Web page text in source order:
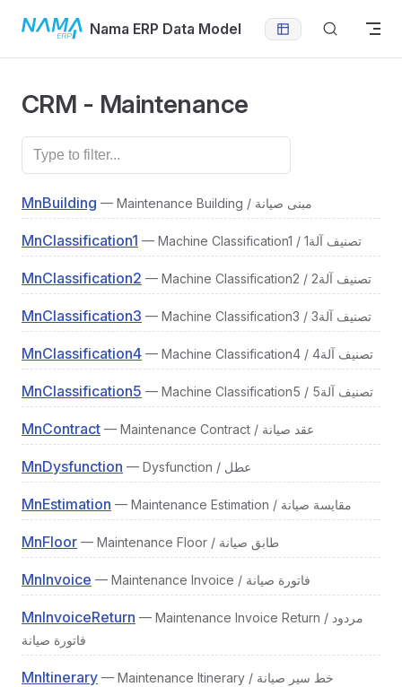
Skip to contentNama ERP Data Model
CRM - Maintenance
MnBuilding — Maintenance Building / مبنى صيانة
MnClassification1 — Machine Classification1 / تصنيف آلة1
MnClassification2 — Machine Classification2 / تصنيف آلة2
MnClassification3 — Machine Classification3 / تصنيف آلة3
MnClassification4 — Machine Classification4 / تصنيف آلة4
MnClassification5 — Machine Classification5 / تصنيف آلة5
MnContract — Maintenance Contract / عقد صيانة
MnDysfunction — Dysfunction / عطل
MnEstimation — Maintenance Estimation / مقايسة صيانة
MnFloor — Maintenance Floor / طابق صيانة
MnInvoice — Maintenance Invoice / فاتورة صيانة
MnInvoiceReturn — Maintenance Invoice Return / مردود
فاتورة صيانة
MnItinerary — Maintenance Itinerary / خط سير صيانة